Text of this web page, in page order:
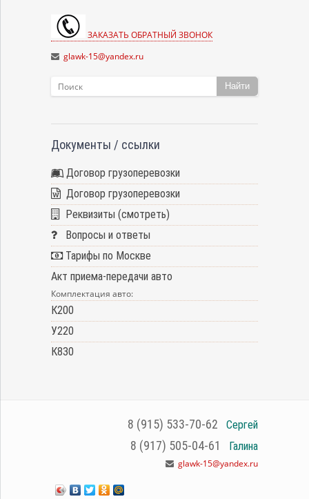
ЗАКАЗАТЬ ОБРАТНЫЙ ЗВОНОК
glawk-15@yandex.ru
Найти
Документы / ссылки
Договор грузоперевозки
Договор грузоперевозки
Реквизиты (смотреть)
Вопросы и ответы
Тарифы по Москве
Акт приема-передачи авто
Комплектация авто:
К200
У220
К830
8 (915) 533-70-62 Сергей
8 (917) 505-04-61 Галина
glawk-15@yandex.ru